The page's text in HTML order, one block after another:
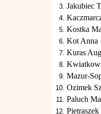
Jakubiec
Kostka
Kot Anna
Kuras
Mazur-
Ozimek
Paluch